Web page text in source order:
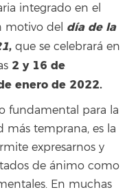
integrado en el
motivo del día de la
, que se celebrará en
2 y 16 de
enero de 2022.
fundamental para la
más temprana, es la
expresarnos y
de ánimo como
En muchas